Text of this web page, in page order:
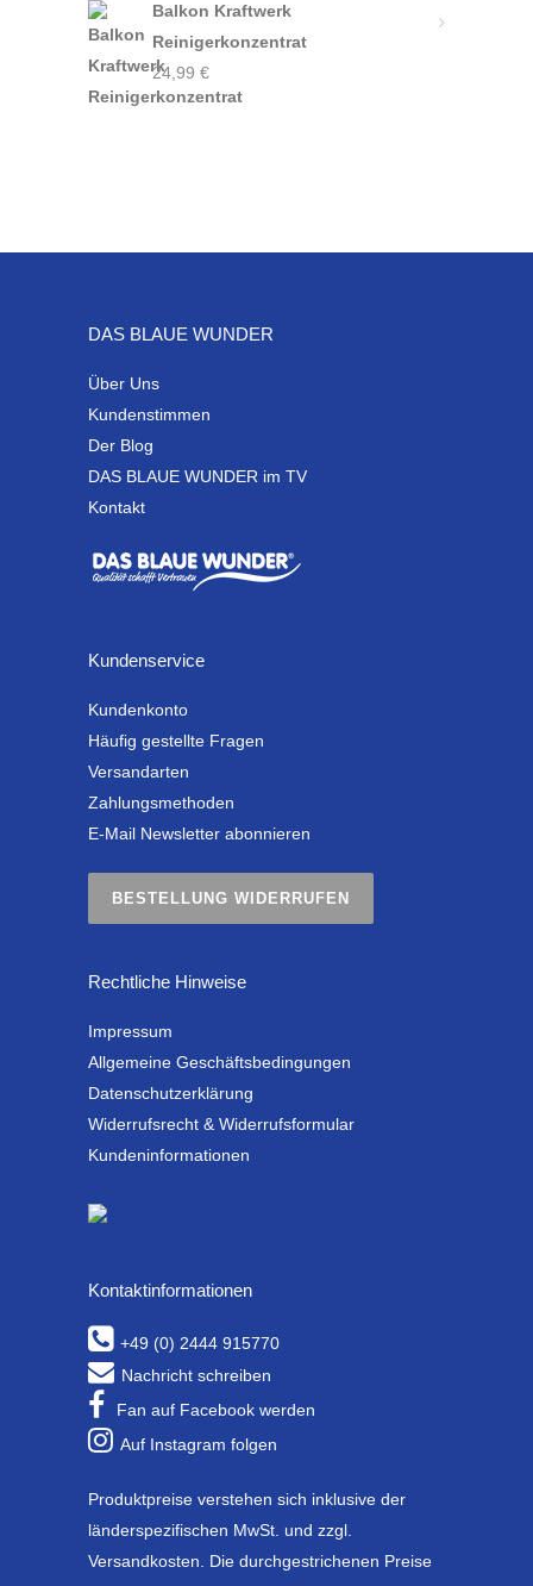
Balkon Kraftwerk
Reinigerkonzentrat
24,99 €
DAS BLAUE WUNDER
Über Uns
Kundenstimmen
Der Blog
DAS BLAUE WUNDER im TV
Kontakt
Kundenservice
Kundenkonto
Häufig gestellte Fragen
Versandarten
Zahlungsmethoden
E-Mail Newsletter abonnieren
BESTELLUNG WIDERRUFEN
Rechtliche Hinweise
Impressum
Allgemeine Geschäftsbedingungen
Datenschutzerklärung
Widerrufsrecht & Widerrufsformular
Kundeninformationen
Kontaktinformationen
+49 (0) 2444 915770
Nachricht schreiben
Fan auf Facebook werden
Auf Instagram folgen
Produktpreise verstehen sich inklusive der
länderspezifischen MwSt. und zzgl.
Versandkosten. Die durchgestrichenen Preise